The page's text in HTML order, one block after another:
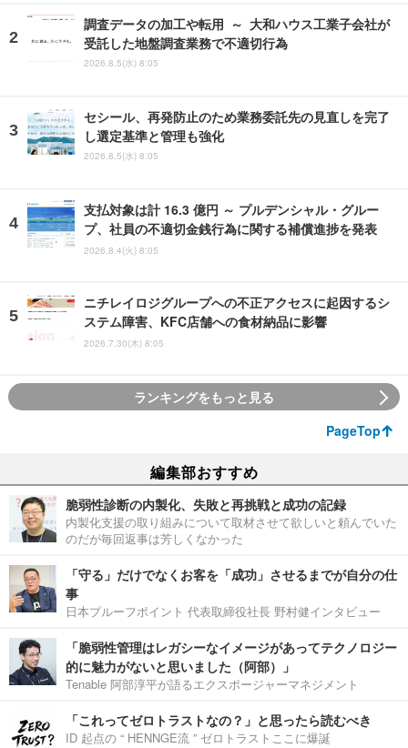
調査データの加工や転用 ～ 大和ハウス工業子会社が
受託した地盤調査業務で不適切行為
2026.8.5(水) 8:05
セシール、再発防止のため業務委託先の見直しを完了
し選定基準と管理も強化
2026.8.5(水) 8:05
支払対象は計 16.3 億円 ～ プルデンシャル・グルー
プ、社員の不適切金銭行為に関する補償進捗を発表
2026.8.4(火) 8:05
ニチレイロジグループへの不正アクセスに起因するシ
ステム障害、KFC店舗への食材納品に影響
2026.7.30(木) 8:05
ランキングをもっと見る
PageTop
編集部おすすめ
脆弱性診断の内製化、失敗と再挑戦と成功の記録
内製化支援の取り組みについて取材させて欲しいと頼んでいた
のだが毎回返事は芳しくなかった
「守る」だけでなくお客を「成功」させるまでが自分の仕
事
日本プルーフポイント 代表取締役社長 野村健インタビュー
「脆弱性管理はレガシーなイメージがあってテクノロジー
的に魅力がないと思いました（阿部）」
Tenable 阿部淳平が語るエクスポージャーマネジメント
「これってゼロトラストなの？」と思ったら読むべき
ID 起点の “ HENNGE流 ” ゼロトラストここに爆誕